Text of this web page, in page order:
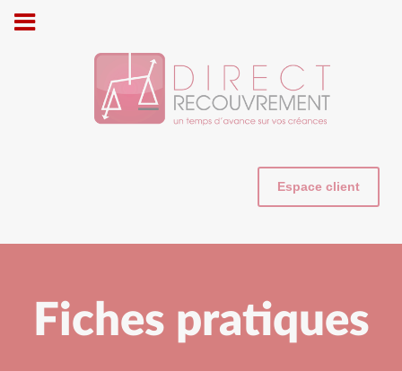
Espace client
Fiches pratiques
Cookies management panel